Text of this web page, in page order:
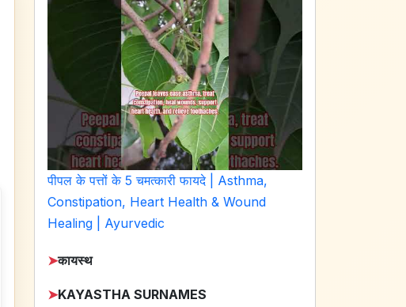
पीपल के पत्तों के 5 चमत्कारी फायदे | Asthma,
Constipation, Heart Health & Wound
Healing | Ayurvedic
➤कायस्थ
➤KAYASTHA SURNAMES